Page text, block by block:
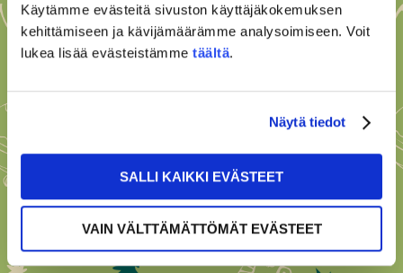
Käytämme evästeitä sivuston käyttäjäkokemuksen
kehittämiseen ja kävijämäärämme analysoimiseen. Voit
lukea lisää evästeistämme täältä.
Näytä tiedot
SALLI KAIKKI EVÄSTEET
VAIN VÄLTTÄMÄTTÖMÄT EVÄSTEET